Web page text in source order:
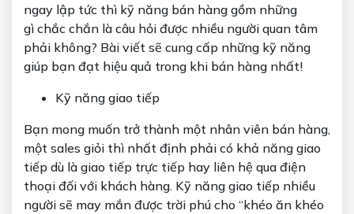
ngay lập tức thì kỹ năng bán hàng gồm những
gì chắc chắn là câu hỏi được nhiều người quan tâm
phải không? Bài viết sẽ cung cấp những kỹ năng
giúp bạn đạt hiệu quả trong khi bán hàng nhất!
Kỹ năng giao tiếp
Bạn mong muốn trở thành một nhân viên bán hàng,
một sales giỏi thì nhất định phải có khả năng giao
tiếp dù là giao tiếp trực tiếp hay liên hệ qua điện
thoại đối với khách hàng. Kỹ năng giao tiếp nhiều
người sẽ may mắn được trời phú cho “khéo ăn khéo